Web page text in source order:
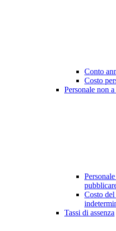
Conto
Costo
Personale non
Costo del
Tassi di assenza